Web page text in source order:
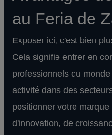
au Feria de
Exposer ici, c'est bien
Cela signifie entrer en
professionnels du
activité dans des
positionner votre
d'innovation, de